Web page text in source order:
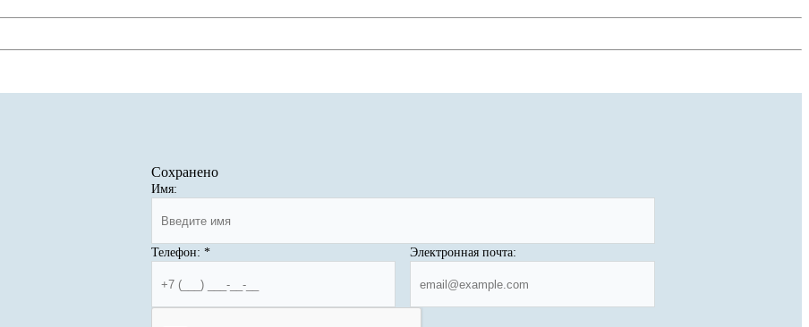
Сохранено
Имя:
Телефон: * Электронная почта: